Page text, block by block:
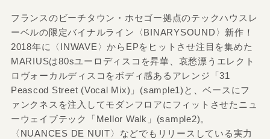
フランスのビーチタウン・ホセゴー拠点のテックハウスレ
ーベルの限定バイナルライン〈BINARYSOUND〉新作！
2018年に〈INWAVE〉からEPをヒットさせ注目を集めた
MARIUSは80sユーロディスコを昇華、哀愁漂うエレクト
ロヴォーカルディスコをボディ感あるアレンジ「31
Peascod Street (Vocal Mix)」(sample1)と、ベースにフ
ァンクネスを注入してモダンフロアにフィットさせたニュ
ーウェイブテック「Mellor Walk」(sample2)。
〈NUANCES DE NUIT〉などでもリリースしている実力